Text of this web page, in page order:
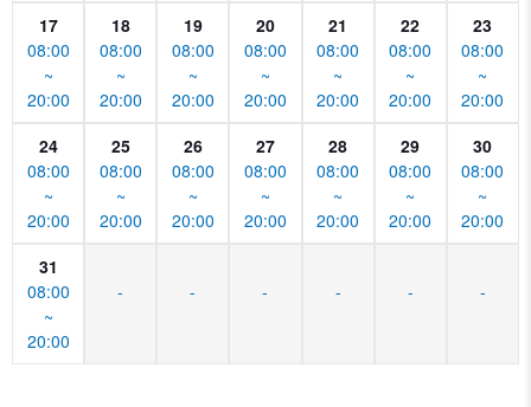
17
08:00
~
20:00
18
08:00
~
20:00
19
08:00
~
20:00
20
08:00
~
20:00
21
08:00
~
20:00
22
08:00
~
20:00
23
08:00
~
20:00
24
08:00
~
20:00
25
08:00
~
20:00
26
08:00
~
20:00
27
08:00
~
20:00
28
08:00
~
20:00
29
08:00
~
20:00
30
08:00
~
20:00
31
08:00
~
20:00
- - - - - -